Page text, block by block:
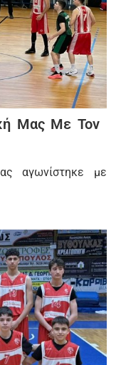
Μας Με Τον
αγωνίστηκε με